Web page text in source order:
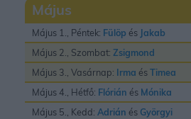
Május
Május 1., Péntek: Fülöp és Jakab
Május 2., Szombat: Zsigmond
Május 3., Vasárnap: Irma ésTimea
Május 4., Hétfő: Flórián és Mónika
Május 5., Kedd: Adrián és Györgyi